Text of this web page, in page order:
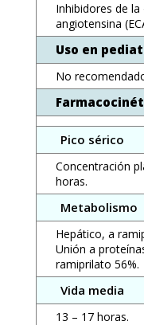
Inhibidores de
angiotensina
Uso en
No
Pico sérico
Concentración
horas.
Metabolismo
Hepático, a
Unión a
ramiprilato 56%.
Vida media
13 – 17 horas.